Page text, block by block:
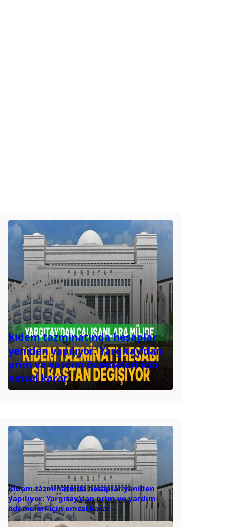
Kıdem tazminatında hesaplar
yeniden yapılıyor: Yargıtay’dan
prim ve yardım ödemeleri için
emsal karar
Kıdem tazminatında hesaplar yeniden
yapılıyor: Yargıtay’dan prim ve yardım
ödemeleri için emsal karar